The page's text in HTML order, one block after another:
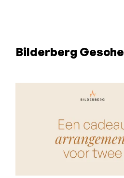
Bilderberg